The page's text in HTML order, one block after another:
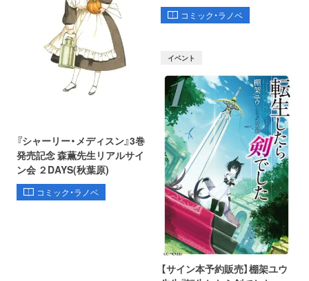
コミック・ラノベ
『シャーリー・メディスン』3巻
発売記念 森薫先生リアルサイ
ン会 ２DAYS(秋葉原)
コミック・ラノベ
イベント
【サイン本予約販売】棚架ユウ